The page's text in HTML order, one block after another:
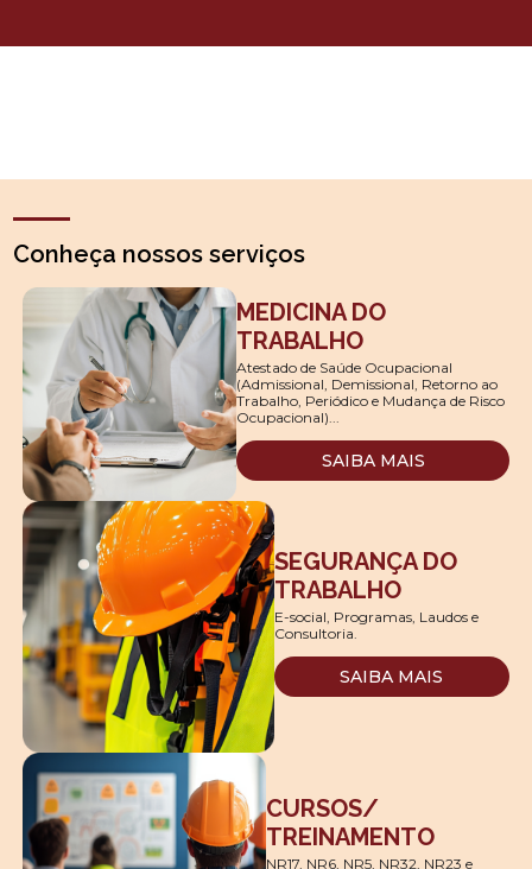
Conheça nossos serviços
MEDICINA DO
TRABALHO
Atestado de Saúde Ocupacional
(Admissional, Demissional, Retorno ao
Trabalho, Periódico e Mudança de Risco
Ocupacional)...
SAIBA MAIS
SEGURANÇA DO
TRABALHO
E-social, Programas, Laudos e
Consultoria.
SAIBA MAIS
CURSOS/
TREINAMENTO
NR17, NR6, NR5, NR32, NR23 e